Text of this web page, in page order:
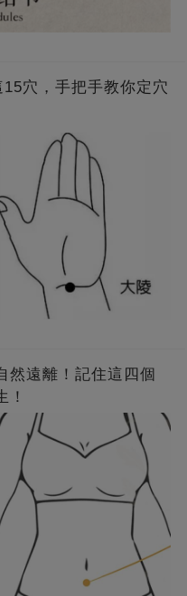
穴，手把手教你定穴
然遠離！記住這四個
！